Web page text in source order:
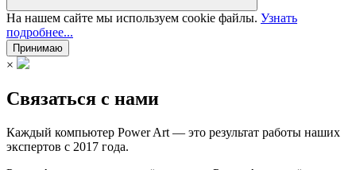
На нашем сайте мы используем cookie файлы. Узнать
подробнее...
Принимаю
×
Связаться с нами
Каждый компьютер Power Art — это результат работы наших
экспертов с 2017 года.